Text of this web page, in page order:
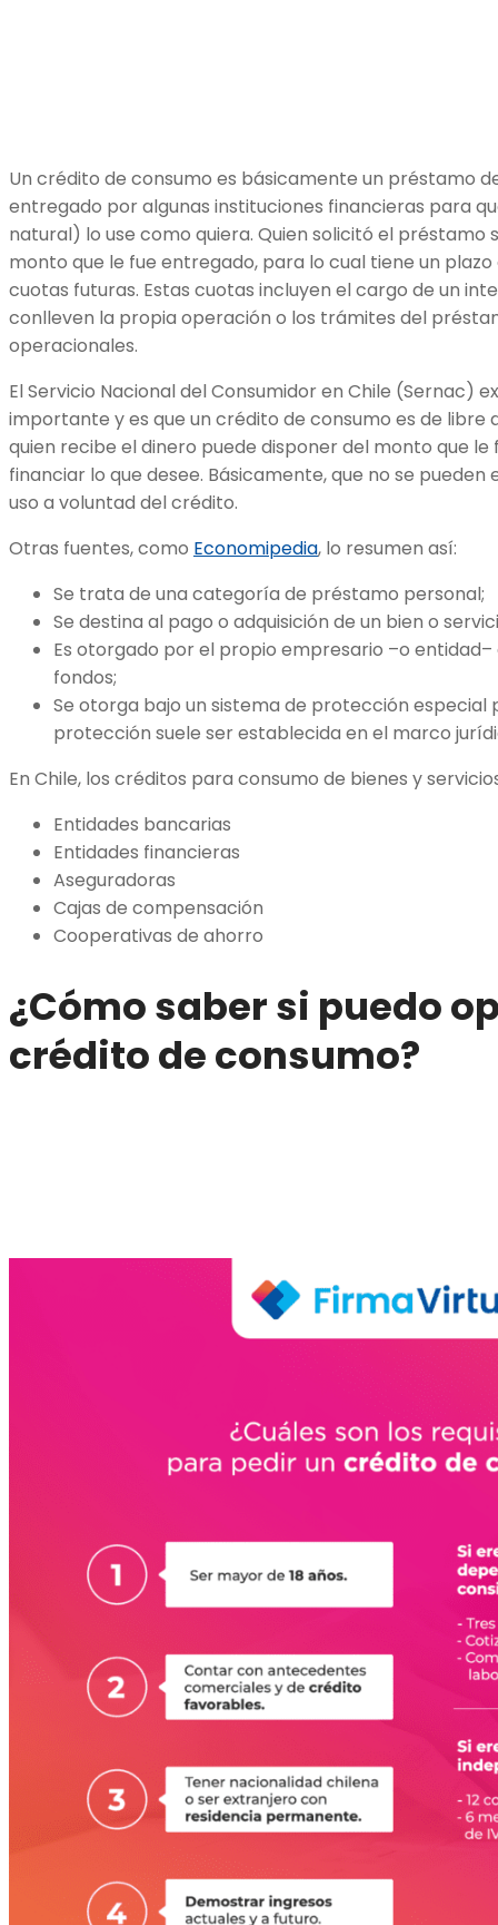
Un crédito de consumo es básicamente un préstamo
entregado por algunas instituciones financieras para
natural) lo use como quiera. Quien solicitó el
monto que le fue entregado, para lo cual tiene un
cuotas futuras. Estas cuotas incluyen el cargo de un
conlleven la propia operación o los trámites del
operacionales.
El Servicio Nacional del Consumidor en Chile (Sernac)
importante y es que un crédito de consumo es de libre
quien recibe el dinero puede disponer del monto que
financiar lo que desee. Básicamente, que no se
uso a voluntad del crédito.
Otras fuentes, como Economipedia, lo resumen así:
Se trata de una categoría de préstamo personal;
Se destina al pago o adquisición de un bien o
Es otorgado por el propio empresario –o
fondos;
Se otorga bajo un sistema de protección especial
protección suele ser establecida en el marco
En Chile, los créditos para consumo de bienes y
Entidades bancarias
Entidades financieras
Aseguradoras
Cajas de compensación
Cooperativas de ahorro
¿Cómo saber si puedo
crédito de consumo?